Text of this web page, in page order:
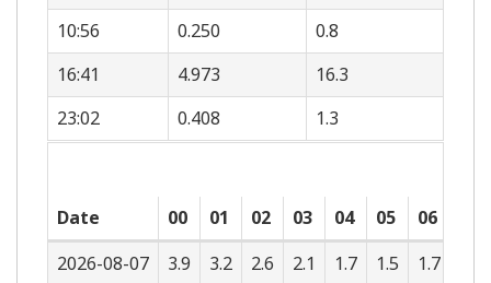
10:56
0.250
0.8
16:41
4.973
16.3
23:02
0.408 1.3
Date 00 01 02 03 04 05 06
2026-08-07
3.9 3.2 2.6 2.1 1.7 1.5 1.7